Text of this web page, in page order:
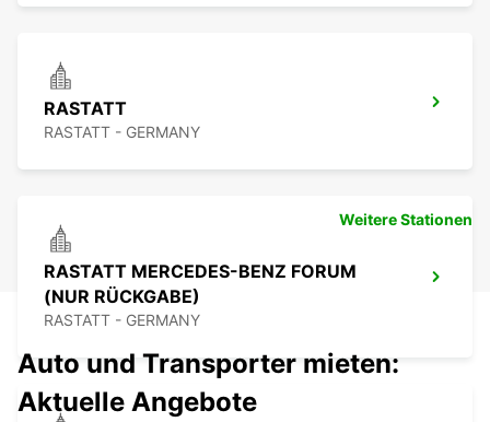
RASTATT
RASTATT - GERMANY
RASTATT MERCEDES-BENZ FORUM
(NUR RÜCKGABE)
RASTATT - GERMANY
Weitere Stationen
Auto und Transporter mieten:
Aktuelle Angebote